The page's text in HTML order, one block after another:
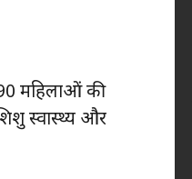
महिलाओं की
स्वास्थ्य और